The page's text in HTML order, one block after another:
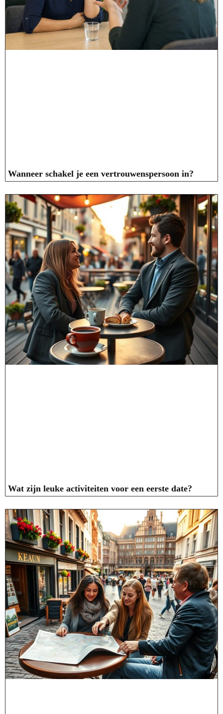
Wanneer schakel je een vertrouwenspersoon in?
Wat zijn leuke activiteiten voor een eerste date?